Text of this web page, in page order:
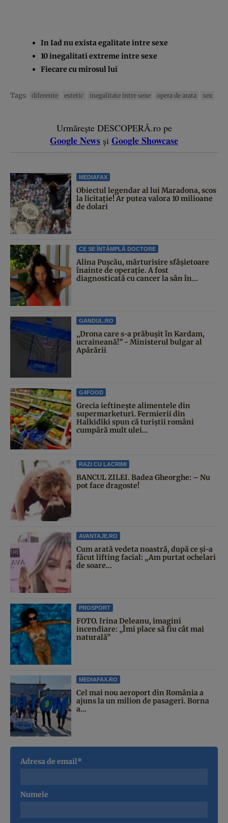
In Iad nu exista egalitate intre sexe
10 inegalitati extreme intre sexe
Fiecare cu mirosul lui
Tags: diferente estetic inegalitate intre sexe opera de arata sex
Urmărește DESCOPERĂ.ro pe
Google News și Google Showcase
MEDIAFAX
Obiectul legendar al lui Maradona, scos
la licitație! Ar putea valora 10 milioane
de dolari
CE SE ÎNTÂMPLĂ DOCTORE
Alina Pușcău, mărturisire sfâșietoare
înainte de operație. A fost
diagnosticată cu cancer la sân în...
GANDUL.RO
„Drona care s-a prăbușit în Kardam,
ucraineană!” - Ministerul bulgar al
Apărării
G4FOOD
Grecia ieftinește alimentele din
supermarketuri. Fermierii din
Halkidiki spun că turiștii români
cumpără mult ulei...
RAZI CU LACRIMI
BANCUL ZILEI. Badea Gheorghe: – Nu
pot face dragoste!
AVANTAJE.RO
Cum arată vedeta noastră, după ce și-a
făcut lifting facial: „Am purtat ochelari
de soare...
PROSPORT
FOTO. Irina Deleanu, imagini
incendiare: „Îmi place să fiu cât mai
naturală”
MEDIAFAX.RO
Cel mai nou aeroport din România a
ajuns la un milion de pasageri. Borna
a...
Adresa de email*
Numele